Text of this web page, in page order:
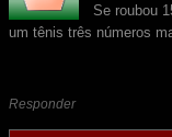
Se roubou
um tênis três números
Responder